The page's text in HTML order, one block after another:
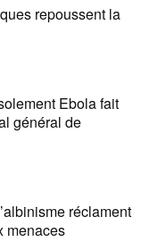
repoussent la
Ebola fait
général de
réclament
menaces